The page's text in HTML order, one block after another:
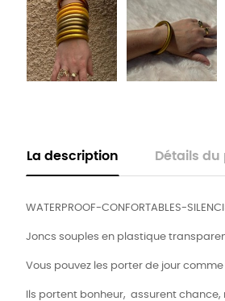
La description Détails
WATERPROOF-CONFORTABLES-
Joncs souples en plastique
Vous pouvez les porter de jour
Ils portent bonheur, assurent